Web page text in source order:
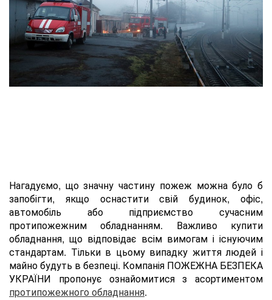
Нагадуємо, що значну частину пожеж можна було б
запобігти, якщо оснастити свій будинок, офіс,
автомобіль або підприємство сучасним
протипожежним обладнанням. Важливо купити
обладнання, що відповідає всім вимогам і існуючим
стандартам. Тільки в цьому випадку життя людей і
майно будуть в безпеці. Компанія ПОЖЕЖНА БЕЗПЕКА
УКРАЇНИ пропонує ознайомитися з асортиментом
протипожежного обладнання.